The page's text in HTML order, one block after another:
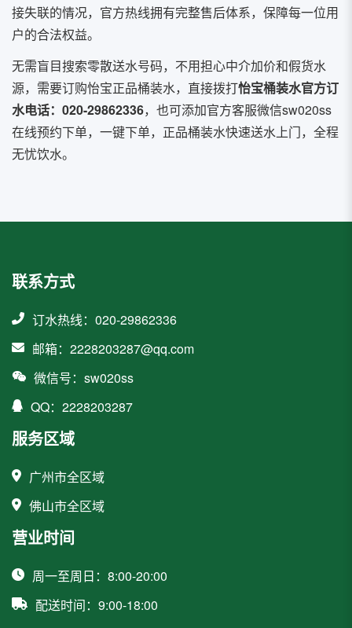
接失联的情况，官方热线拥有完整售后体系，保障每一位用
户的合法权益。
无需盲目搜索零散送水号码，不用担心中介加价和假货水
源，需要订购怡宝正品桶装水，直接拨打怡宝桶装水官方订
水电话：020-29862336，也可添加官方客服微信sw020ss
在线预约下单，一键下单，正品桶装水快速送水上门，全程
无忧饮水。
联系方式
订水热线：020-29862336
邮箱：2228203287@qq.com
微信号：sw020ss
QQ：2228203287
服务区域
广州市全区域
佛山市全区域
营业时间
周一至周日：8:00-20:00
配送时间：9:00-18:00